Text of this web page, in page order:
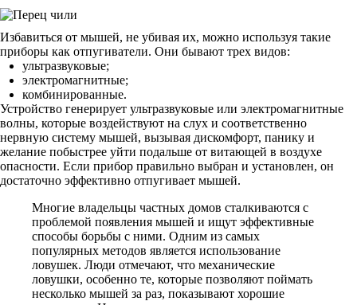
Избавиться от мышей, не убивая их, можно используя такие
приборы как отпугиватели. Они бывают трех видов:
ультразвуковые;
электромагнитные;
комбинированные.
Устройство генерирует ультразвуковые или электромагнитные
волны, которые воздействуют на слух и соответственно
нервную систему мышей, вызывая дискомфорт, панику и
желание побыстрее уйти подальше от витающей в воздухе
опасности. Если прибор правильно выбран и установлен, он
достаточно эффективно отпугивает мышей.
Многие владельцы частных домов сталкиваются с
проблемой появления мышей и ищут эффективные
способы борьбы с ними. Одним из самых
популярных методов является использование
ловушек. Люди отмечают, что механические
ловушки, особенно те, которые позволяют поймать
несколько мышей за раз, показывают хорошие